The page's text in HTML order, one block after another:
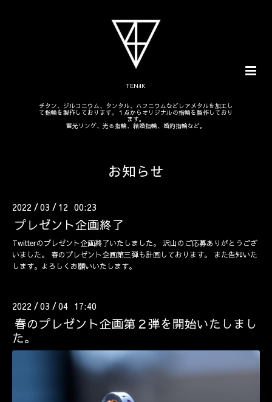
TEN4K
チタン、ジルコニウム、タンタル、ハフニウムなどレアメタルを加工し
て指輪を製作しております。１点からオリジナルの指輪を製作しており
ます。
蓄光リング、光る指輪、結婚指輪、婚約指輪など。
お知らせ
2022 /03 / 12 00:23
プレゼント企画終了
Twitterのプレゼント企画終了いたしました。 沢山のご応募ありがとうござ
いました。 春のプレゼント企画第三弾も計画しております。 また告知いた
します。よろしくお願いいたします。
2022 /03 /04 17:40
春のプレゼント企画第２弾を開始いたしまし
た。